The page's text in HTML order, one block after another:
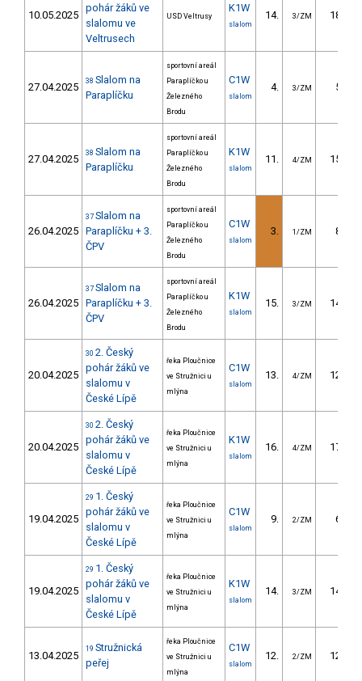
10.05.2025
pohár žáků ve
slalomu ve
Veltrusech
USD Veltrusy
K1W
slalom
14. 3/ZM 18.07
27.04.2025 38 Slalom na
Paraplíčku
sportovní areál
Paraplíčko u
Železného
Brodu
C1W
slalom
4. 3/ZM 5.80
27.04.2025 38 Slalom na
Paraplíčku
sportovní areál
Paraplíčko u
Železného
Brodu
K1W
slalom
11. 4/ZM 15.30
26.04.2025
37 Slalom na
Paraplíčku + 3.
ČPV
sportovní areál
Paraplíčko u
Železného
Brodu
C1W
slalom
3. 1/ZM 8.80
26.04.2025
37 Slalom na
Paraplíčku + 3.
ČPV
sportovní areál
Paraplíčko u
Železného
Brodu
K1W
slalom
15. 3/ZM 14.10
20.04.2025
30 2. Český
pohár žáků ve
slalomu v
České Lípě
řeka Ploučnice
ve Stružnici u
mlýna
C1W
slalom
13. 4/ZM 12.23
20.04.2025
30 2. Český
pohár žáků ve
slalomu v
České Lípě
řeka Ploučnice
ve Stružnici u
mlýna
K1W
slalom
16. 4/ZM 17.83
19.04.2025
29 1. Český
pohár žáků ve
slalomu v
České Lípě
řeka Ploučnice
ve Stružnici u
mlýna
C1W
slalom
9. 2/ZM 6.67
19.04.2025
29 1. Český
pohár žáků ve
slalomu v
České Lípě
řeka Ploučnice
ve Stružnici u
mlýna
K1W
slalom
14. 3/ZM 14.90
13.04.2025
19 Stružnická
peřej
řeka Ploučnice
ve Stružnici u
mlýna
C1W
slalom
12. 2/ZM 12.90